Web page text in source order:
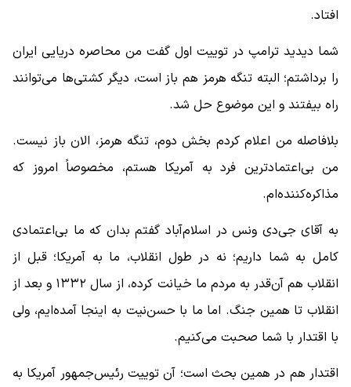
افتاد.
شما دیدید ترامپ در توییت اول گفت من محاصره دریایی ایران
را برداشتم؛ البته تنگه هرمز هم باز است، دیگر کشتی‌ها می‌توانند
راه بیفتند و این موضوع حل شد.
بلافاصله من اعلام کردم بخش دوم، تنگه هرمز، الان باز نیست.
من بی‌اعتمادترین فرد به آمریکا هستم، مخصوصاً امروز که
مذاکره‌کننده‌ام.
به آقای جی‌دی ونس در اسلام‌آباد گفتم بدان که ما بی‌اعتمادی
کامل به شما داریم؛ نه در طول انقلاب، ما به آمریکا؛ قبل از
انقلاب هم آن‌قدر به مردم ما خیانت کرده، از سال ۱۳۳۲ و بعد از
انقلاب تا همین جنگ. اما ما با حسن‌نیت به اینجا آمده‌ایم، ولی
با اقتدار با شما صحبت می‌کنیم.
اقتدار هم در همین بحث است؛ آن توییت رئیس‌جمهور آمریکا به